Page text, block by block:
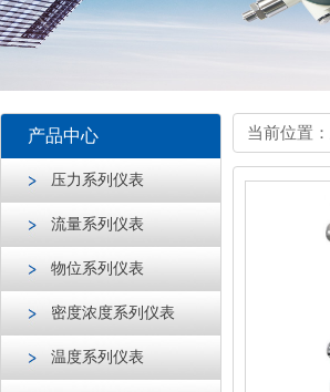
产品中心
压力系列仪表
流量系列仪表
物位系列仪表
密度浓度系列仪表
温度系列仪表
当前位置：